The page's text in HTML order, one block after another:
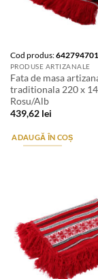
Cod produs:
PRODUSE ARTIZANALE
Fata de masa
traditionala 220 x
Rosu/Alb
439,62 lei
ADAUGĂ ÎN COȘ